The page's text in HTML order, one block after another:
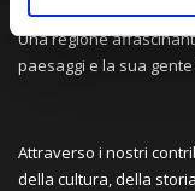
avuto modo di
Una regione
paesaggi e la sua
Attraverso i nostri
della cultura, della